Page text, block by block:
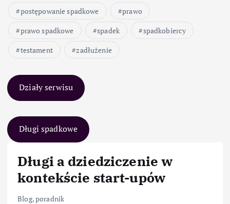
postępowanie spadkowe
prawo
prawo spadkowe
spadek
spadkobiercy
testament
zadłużenie
Działy serwisu
Długi spadkowe
Długi a dziedziczenie w
kontekście start-upów
Blog,poradnik